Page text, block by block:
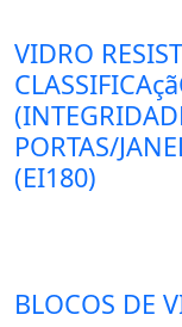
VIDRO
PORTAS/
(EI180)
BLOCOS DE